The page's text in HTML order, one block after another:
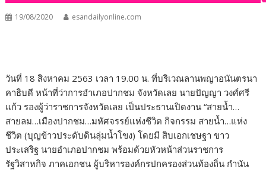
19/08/2020 esandailyonline.com
วันที่ 18 สิงหาคม 2563 เวลา 19.00 น. ที่บริเวณลานพญาอนันตรนา
คาธิบดี หน้าที่ว่าการอำเภอปากชม จังหวัดเลย นายปัญญา วงศ์ศรี
แก้ว รองผู้ว่าราชการจังหวัดเลย เป็นประธานเปิดงาน “สายน้ำ…
สายลม…เมืองปากชม…มหัศจรรย์แห่งชีวิต กิจกรรม สายน้ำ…แห่ง
ชีวิต (บุญข้าวประดับดินลุ่มน้ำโขง) โดยมี สิบเอกเชษฐา ขาว
ประเสริฐ นายอำเภอปากชม พร้อมด้วยหัวหน้าส่วนราชการ
รัฐวิสาหกิจ ภาคเอกชน ผู้บริหารองค์กรปกครองส่วนท้องถิ่น กำนัน